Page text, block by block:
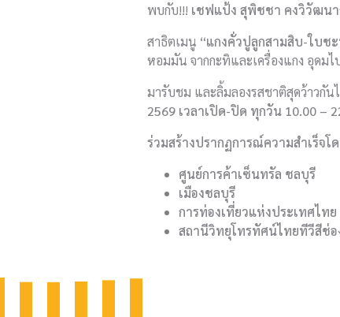
พบกับ!!! เชฟแป้ง สุพิชชา คงวิวัฒน
สาธิตเมนู “แกงคั่วปูลูกสามสิบ-ใบช
หอมมัน จากกะทิและเครื่องแกง อุดม
มารับชม และลิ้มลองรสชาติสุดว้าวกั
2569 เวลาเปิด-ปิด ทุกวัน 10.00 –
ร่วมสร้างปรากฏการณ์ความสำเร็จโ
ศูนย์การค้าเซ็นทรัล ชลบุรี
เมืองชลบุรี
การท่องเที่ยวแห่งประเทศไท
สถานีวิทยุโทรทัศน์ไทยทีวีสีช่อ